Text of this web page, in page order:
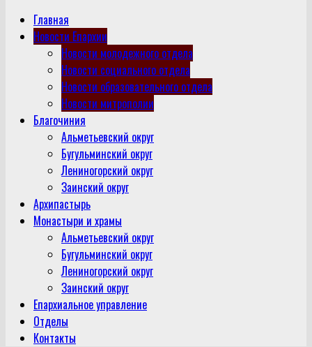
Главная
Новости Епархии
Новости молодежного отдела
Новости социального отдела
Новости образовательного отдела
Новости митрополии
Благочиния
Альметьевский округ
Бугульминский округ
Лениногорский округ
Заинский округ
Архипастырь
Монастыри и храмы
Альметьевский округ
Бугульминский округ
Лениногорский округ
Заинский округ
Епархиальное управление
Отделы
Контакты